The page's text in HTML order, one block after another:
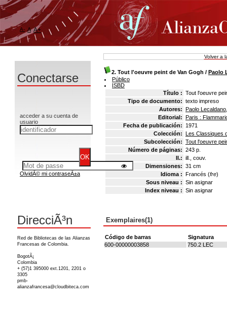
Volver a
2. Tout l'oeuvre peint de Van Gogh / Paolo
Público
ISBD
Título : Tout l'oeuvre
Tipo de documento: texto impreso
Autores: Paolo Lecaldano
Editorial: Paris :
Fecha de publicación:
1971
Colección: Les Classiques
Subcolección: Tout l'oeuvre
Número de páginas: 243 p.
Il.: ill., couv.
Dimensiones: 31 cm
Idioma : Francés (fre)
Sous niveau : Sin asignar
Index niveau : Sin asignar
Exemplaires(1)
Código de barras
Signatura
600-00000003858
750.2 LEC
A- A A+
Conectarse
acceder a su cuenta de
usuario
OlvidÃ© mi contraseÃ±a
DirecciÃ³n
Red de Bibliotecas de las Alianzas
Francesas de Colombia.
BogotÃ¡
Colombia
+ (57)1 395000 ext.1201, 2201 o
3305
pmb-
alianzafrancesa@cloudbiteca.com